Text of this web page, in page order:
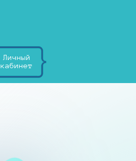
Личный
кабинет